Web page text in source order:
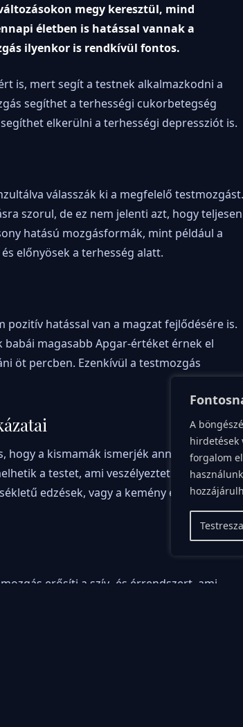
A
hirdetések
forgalom
megy keresztül, mind
életben is hatással vannak a
ilyenkor is rendkívül fontos.
is, mert segít a testnek alkalmazkodni a
segíthet a terhességi cukorbetegség
elkerülni a terhességi depressziót is.
válasszák ki a megfelelő testmozgást.
szorul, de ez nem jelenti azt, hogy teljesen
hatású mozgásformák, mint például a
előnyösek a terhesség alatt.
pozitív hatással van a magzat fejlődésére is.
magasabb Apgar-értéket érnek el
öt percben. Ezenkívül a testmozgás
hogy a kismamák ismerjék annak esetleges
a testet, ami veszélyeztetheti a
edzések, vagy a kemény erőkifejtést
erősíti a szív- és érrendszert, ami